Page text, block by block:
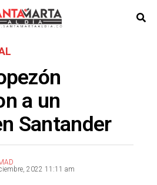
a un
Santander
2022 11:11 am